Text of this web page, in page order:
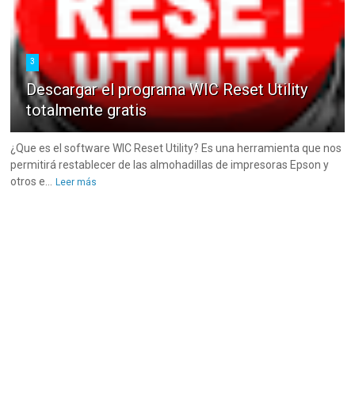
3
Descargar el programa WIC Reset Utility
totalmente gratis
¿Que es el software WIC Reset Utility? Es una herramienta que nos
permitirá restablecer de las almohadillas de impresoras Epson y
otros e... Leer más